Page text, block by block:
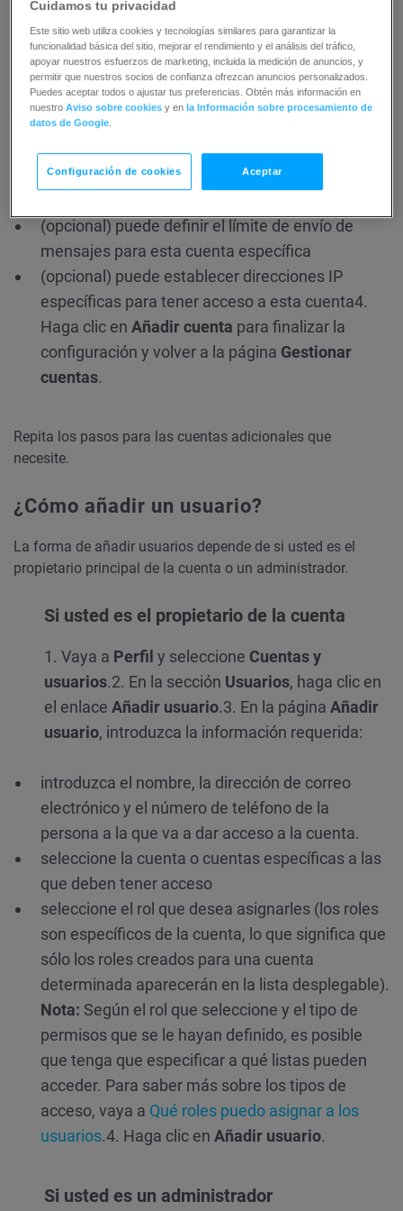
Información administrativa: el nombre y el correo
electrónico de la persona encargada de la
cuenta
Contraseña (el administrador recibirá un correo
electrónico de confirmación pidiéndole que se
registre y establezca su propia contraseña)
Información de la dirección
(opcional) puede definir el límite de envío de
mensajes para esta cuenta específica
(opcional) puede establecer direcciones IP
específicas para tener acceso a esta cuenta4.
Haga clic en Añadir cuenta para finalizar la
configuración y volver a la página Gestionar
cuentas.
Repita los pasos para las cuentas adicionales que
necesite.
¿Cómo añadir un usuario?
La forma de añadir usuarios depende de si usted es el
propietario principal de la cuenta o un administrador.
Si usted es el propietario de la cuenta
1. Vaya a Perfil y seleccione Cuentas y
usuarios.2. En la sección Usuarios, haga clic en
el enlace Añadir usuario.3. En la página Añadir
usuario, introduzca la información requerida:
introduzca el nombre, la dirección de correo
electrónico y el número de teléfono de la
persona a la que va a dar acceso a la cuenta.
seleccione la cuenta o cuentas específicas a las
que deben tener acceso
seleccione el rol que desea asignarles (los roles
son específicos de la cuenta, lo que significa que
sólo los roles creados para una cuenta
determinada aparecerán en la lista desplegable).
Nota: Según el rol que seleccione y el tipo de
permisos que se le hayan definido, es posible
que tenga que especificar a qué listas pueden
acceder. Para saber más sobre los tipos de
acceso, vaya a Qué roles puedo asignar a los
usuarios.4. Haga clic en Añadir usuario.
Si usted es un administrador
Cuidamos tu privacidad
Este sitio web utiliza cookies y tecnologías similares para garantizar la
funcionalidad básica del sitio, mejorar el rendimiento y el análisis del tráfico,
apoyar nuestros esfuerzos de marketing, incluida la medición de anuncios, y
permitir que nuestros socios de confianza ofrezcan anuncios personalizados.
Puedes aceptar todos o ajustar tus preferencias. Obtén más información en
nuestroAviso sobre cookies y en la Información sobre procesamiento de
datos de Google
Configuración de cookies Aceptar